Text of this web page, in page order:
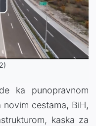
ka punopravnom
cestama, BiH,
kaska za